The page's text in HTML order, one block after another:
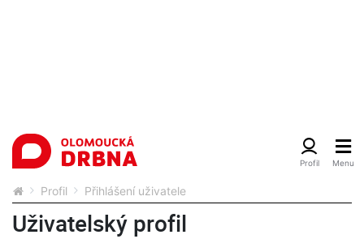
Profil Přihlášení uživatele
Uživatelský profil